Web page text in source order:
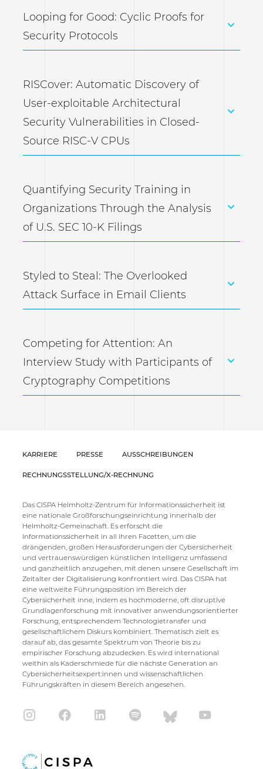
Looping for Good: Cyclic Proofs for
Security Protocols
RISCover: Automatic Discovery of
User-exploitable Architectural
Security Vulnerabilities in Closed-
Source RISC-V CPUs
Quantifying Security Training in
Organizations Through the Analysis
of U.S. SEC 10-K Filings
Styled to Steal: The Overlooked
Attack Surface in Email Clients
Competing for Attention: An
Interview Study with Participants of
Cryptography Competitions
KARRIERE PRESSE AUSSCHREIBUNGEN
RECHNUNGSSTELLUNG/X-RECHNUNG
Das CISPA Helmholtz-Zentrum für Informationssicherheit ist
eine nationale Großforschungseinrichtung innerhalb der
Helmholtz-Gemeinschaft. Es erforscht die
Informationssicherheit in all ihren Facetten, um die
drängenden, großen Herausforderungen der Cybersicherheit
und vertrauenswürdigen künstlichen Intelligenz umfassend
und ganzheitlich anzugehen, mit denen unsere Gesellschaft im
Zeitalter der Digitalisierung konfrontiert wird. Das CISPA hat
eine weltweite Führungsposition im Bereich der
Cybersicherheit inne, indem es hochmoderne, oft disruptive
Grundlagenforschung mit innovativer anwendungsorientierter
Forschung, entsprechendem Technologietransfer und
gesellschaftlichem Diskurs kombiniert. Thematisch zielt es
darauf ab, das gesamte Spektrum von Theorie bis zu
empirischer Forschung abzudecken. Es wird international
weithin als Kaderschmiede für die nächste Generation an
Cybersicherheitsexpert:innen und wissenschaftlichen
Führungskräften in diesem Bereich angesehen.